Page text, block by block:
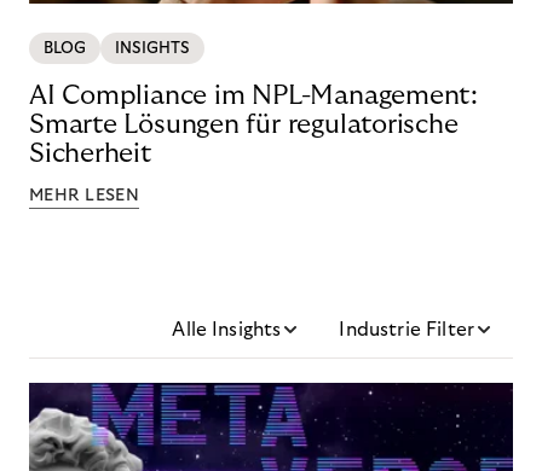
BLOG INSIGHTS
AI Compliance im NPL-Management:
Smarte Lösungen für regulatorische
Sicherheit
MEHR LESEN
Alle Insights Industrie Filter